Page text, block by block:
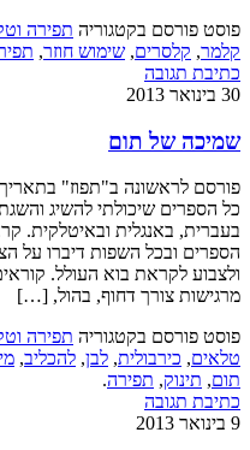
פוסט פורסם בקטגוריהתפירה
קלמר,קלסרים,שימוש חוזר,
כתיבת תגובה
30 בינואר 2013
שמיכה של תום
כל הספרים שיכולתי להשיג
בעברית, באנגלית ובאיטלקית.
הספרים ובכל השפות דיברו על
ולצבוע לקראת בוא העולל.
מרגישות צורך דחוף, בהול, […]
פוסט פורסם בקטגוריהתפירה
טלאים,כירבולית,לבן,להכליב,
תום,תינוק,תפירה.
כתיבת תגובה